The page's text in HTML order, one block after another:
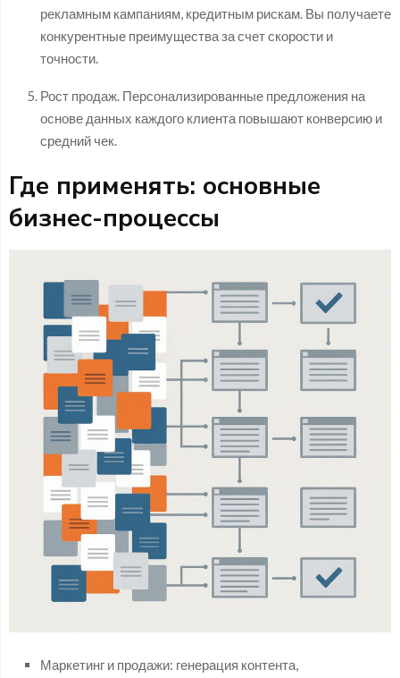
рекламным кампаниям, кредитным рискам. Вы получаете
конкурентные преимущества за счет скорости и
точности.
Рост продаж. Персонализированные предложения на
основе данных каждого клиента повышают конверсию и
средний чек.
Где применять: основные
бизнес-процессы
Маркетинг и продажи: генерация контента,